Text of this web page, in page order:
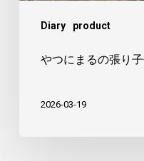
Diary product
やつにまるの張り子
2026-03-19